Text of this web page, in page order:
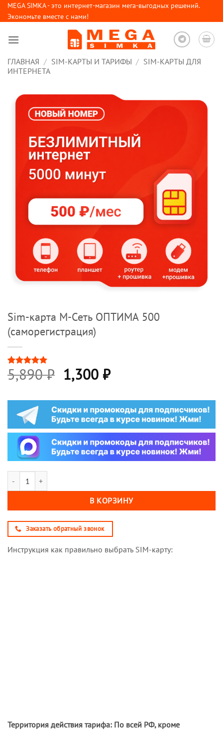
SkipMEGA SIMKA - это интернет-магазин мега-выгодных решений.
Экономьте вместе с нами!
ГЛАВНАЯ / SIM-КАРТЫ И ТАРИФЫ / SIM-КАРТЫ ДЛЯ
ИНТЕРНЕТА
Sim-карта М-Сеть ОПТИМА 500
(саморегистрация)
Рейтинг5
из 5 на
2
5,890₽ Первоначальная
цена
составляла
5,890 ₽.
1,300 ₽Текущая
1,300 ₽.
Количество товара Sim-карта М-Сеть ОПТИМА 500
В КОРЗИНУ
Заказать обратный звонок
Инструкция как правильно выбрать SIM-карту:
Территория действия тарифа: По всей РФ, кроме